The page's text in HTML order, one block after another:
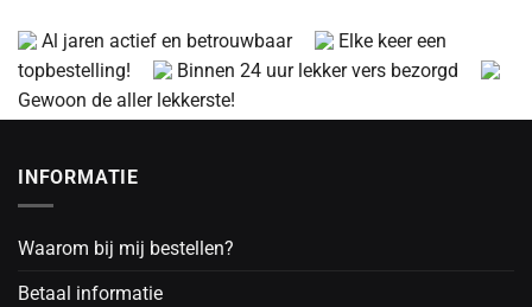
Al jaren actief en betrouwbaar
Elke keer een
topbestelling!
Binnen 24 uur lekker vers bezorgd
Gewoon de aller lekkerste!
INFORMATIE
Waarom bij mij bestellen?
Betaal informatie